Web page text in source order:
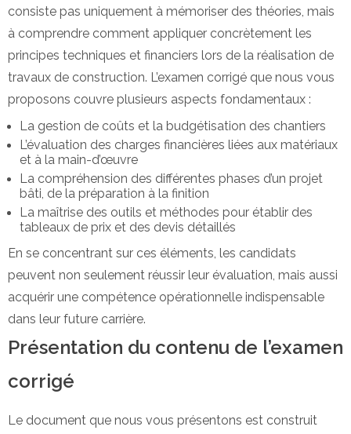
consiste pas uniquement à mémoriser des théories, mais
à comprendre comment appliquer concrètement les
principes techniques et financiers lors de la réalisation de
travaux de construction. L’examen corrigé que nous vous
proposons couvre plusieurs aspects fondamentaux :
La gestion de coûts et la budgétisation des chantiers
L’évaluation des charges financières liées aux matériaux
et à la main-d’œuvre
La compréhension des différentes phases d’un projet
bâti, de la préparation à la finition
La maîtrise des outils et méthodes pour établir des
tableaux de prix et des devis détaillés
En se concentrant sur ces éléments, les candidats
peuvent non seulement réussir leur évaluation, mais aussi
acquérir une compétence opérationnelle indispensable
dans leur future carrière.
Présentation du contenu de l’examen
corrigé
Le document que nous vous présentons est construit